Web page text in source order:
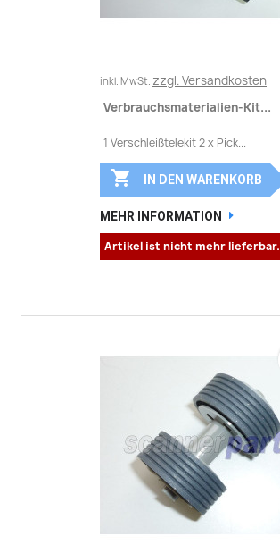
inkl. MwSt. zzgl. Versandkosten
Verbrauchsmaterialien-Kit...
1 Verschleißtelekit 2 x Pick...
 IN DEN WARENKORB
MEHR INFORMATION
Artikel ist nicht mehr lieferbar.